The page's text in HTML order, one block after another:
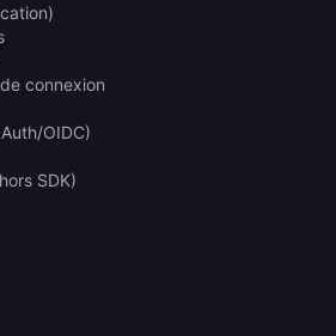
connexion
OIDC)
SDK)